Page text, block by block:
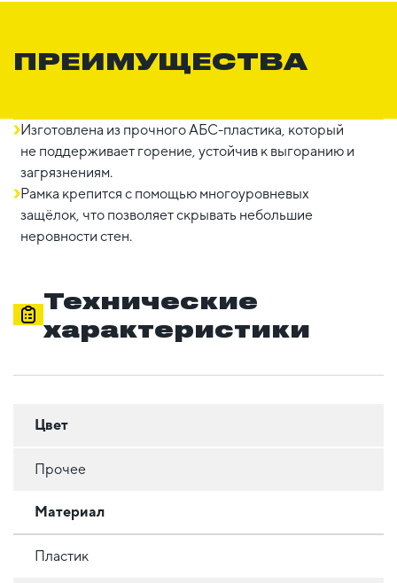
ПРЕИМУЩЕСТВА
Изготовлена из прочного АБС-пластика, который
не поддерживает горение, устойчив к выгоранию и
загрязнениям.
Рамка крепится с помощью многоуровневых
защёлок, что позволяет скрывать небольшие
неровности стен.
Технические
характеристики
Цвет
Прочее
Материал
Пластик